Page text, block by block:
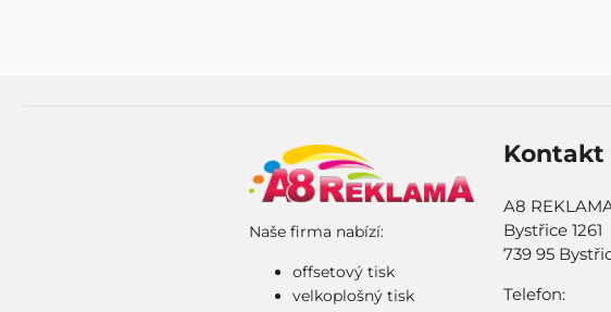
Naše firma nabízí:
offsetový tisk
velkoplošný tisk
Kontakt
A8
Bystřice 1261
739 95
Telefon: